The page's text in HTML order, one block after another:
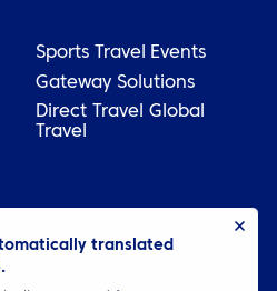
translated
Sports Travel
Events
Gateway Solutions
Direct Travel Global
Travel
Cookie settings